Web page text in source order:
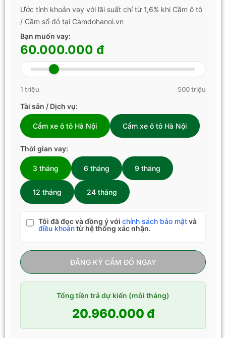
Ước tính khoản vay với lãi suất chỉ từ 1,6% khi Cầm ô tô
/ Cầm sổ đỏ tại Camdohanoi.vn
Bạn muốn vay:
60.000.000 đ
1 triệu 500 triệu
Tài sản / Dịch vụ:
Cầm xe ô tô Hà Nội Cầm xe ô tô Hà Nội
Thời gian vay:
3 tháng 6 tháng 9 tháng
12 tháng 24 tháng
Tôi đã đọc và đồng ý với chính sách bảo mậtvà
điều khoảntừ hệ thống xác nhận.
ĐĂNG KÝ CẦM ĐỒ NGAY
Tổng tiền trả dự kiến (mỗi tháng)
20.960.000 đ